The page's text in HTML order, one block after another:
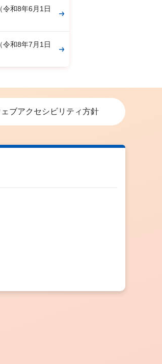
令和8年6月1日
令和8年7月1日
ェブアクセシビリティ方針